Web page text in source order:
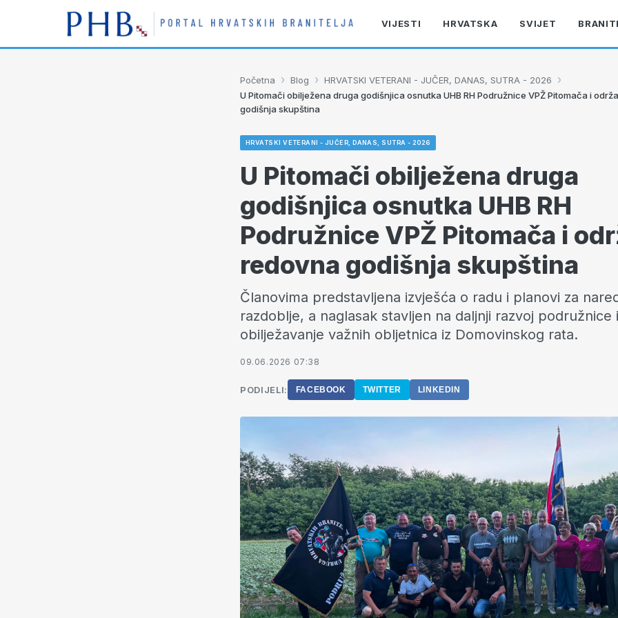
VIJESTI HRVATSKA SVIJET
Početna › Blog › HRVATSKI VETERANI - JUČER, DANAS, SUTRA - 2026 ›
U Pitomači obilježena druga godišnjica osnutka UHB RH Podružnice VPŽ Pitomača i
godišnja skupština
HRVATSKI VETERANI - JUČER, DANAS, SUTRA - 2026
U Pitomači obilježena druga
godišnjica osnutka UHB RH
Podružnice VPŽ Pitomača i
redovna godišnja skupština
Članovima predstavljena izvješća o radu i planovi za
razdoblje, a naglasak stavljen na daljnji razvoj podružnice i
obilježavanje važnih obljetnica iz Domovinskog rata.
09.06.2026 07:38
PODIJELI: FACEBOOK TWITTER LINKEDIN